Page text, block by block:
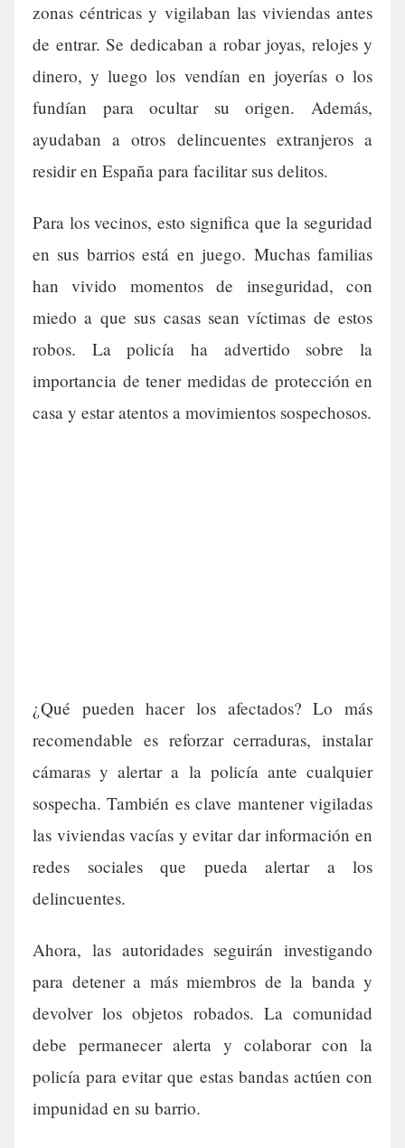
zonas céntricas y vigilaban las viviendas antes
de entrar. Se dedicaban a robar joyas, relojes y
dinero, y luego los vendían en joyerías o los
fundían para ocultar su origen. Además,
ayudaban a otros delincuentes extranjeros a
residir en España para facilitar sus delitos.
Para los vecinos, esto significa que la seguridad
en sus barrios está en juego. Muchas familias
han vivido momentos de inseguridad, con
miedo a que sus casas sean víctimas de estos
robos. La policía ha advertido sobre la
importancia de tener medidas de protección en
casa y estar atentos a movimientos sospechosos.
¿Qué pueden hacer los afectados? Lo más
recomendable es reforzar cerraduras, instalar
cámaras y alertar a la policía ante cualquier
sospecha. También es clave mantener vigiladas
las viviendas vacías y evitar dar información en
redes sociales que pueda alertar a los
delincuentes.
Ahora, las autoridades seguirán investigando
para detener a más miembros de la banda y
devolver los objetos robados. La comunidad
debe permanecer alerta y colaborar con la
policía para evitar que estas bandas actúen con
impunidad en su barrio.